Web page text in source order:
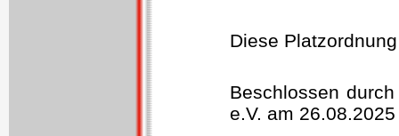
Diese
Beschlossen
e.V. am 26.08.2025